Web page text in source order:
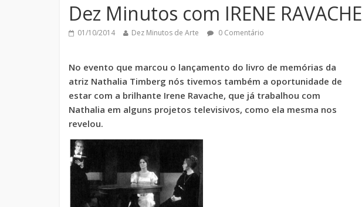
Dez Minutos com IRENE RAVACHE
01/10/2014 Dez Minutos de Arte 0 Comentário
No evento que marcou o lançamento do livro de memórias da
atriz Nathalia Timberg nós tivemos também a oportunidade de
estar com a brilhante Irene Ravache, que já trabalhou com
Nathalia em alguns projetos televisivos, como ela mesma nos
revelou.